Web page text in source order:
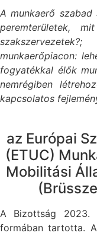
A munkaerő szabad
peremterületek,
munkaerőpiacon:
fogyatékkal élők
nemrégiben
kapcsolatos
az Európai
(ETUC)
Mobilitási
A Bizottság 2023.
formában tartotta.